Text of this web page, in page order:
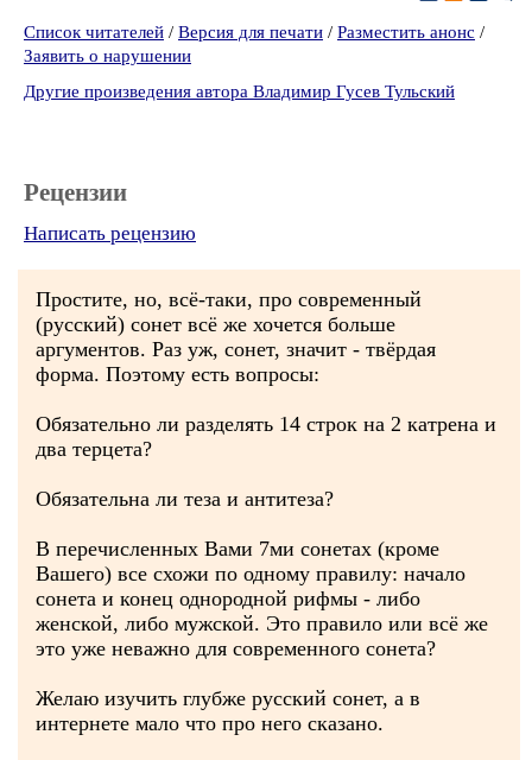
Список читателей / Версия для печати / Разместить анонс /
Заявить о нарушении
Другие произведения автора Владимир Гусев Тульский
Рецензии
Написать рецензию
Простите, но, всё-таки, про современный
(русский) сонет всё же хочется больше
аргументов. Раз уж, сонет, значит - твёрдая
форма. Поэтому есть вопросы:
Обязательно ли разделять 14 строк на 2 катрена и
два терцета?
Обязательна ли теза и антитеза?
В перечисленных Вами 7ми сонетах (кроме
Вашего) все схожи по одному правилу: начало
сонета и конец однородной рифмы - либо
женской, либо мужской. Это правило или всё же
это уже неважно для современного сонета?
Желаю изучить глубже русский сонет, а в
интернете мало что про него сказано.